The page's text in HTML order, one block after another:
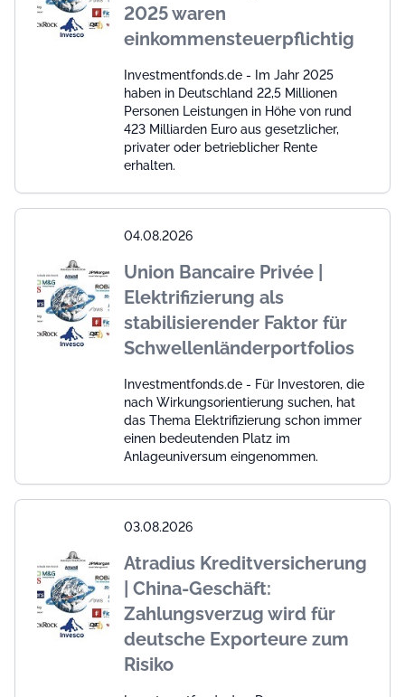
2025 waren
einkommensteuerpflichtig
Investmentfonds.de - Im Jahr 2025
haben in Deutschland 22,5 Millionen
Personen Leistungen in Höhe von rund
423 Milliarden Euro aus gesetzlicher,
privater oder betrieblicher Rente
erhalten.
04.08.2026
Union Bancaire Privée |
Elektrifizierung als
stabilisierender Faktor für
Schwellenländerportfolios
Investmentfonds.de - Für Investoren, die
nach Wirkungsorientierung suchen, hat
das Thema Elektrifizierung schon immer
einen bedeutenden Platz im
Anlageuniversum eingenommen.
03.08.2026
Atradius Kreditversicherung
| China-Geschäft:
Zahlungsverzug wird für
deutsche Exporteure zum
Risiko